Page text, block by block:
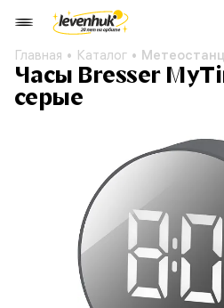
Главная Каталог
Часы Bresser
серые